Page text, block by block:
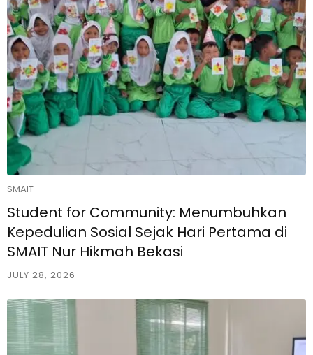
SMAIT
Student for Community: Menumbuhkan
Kepedulian Sosial Sejak Hari Pertama di
SMAIT Nur Hikmah Bekasi
JULY 28, 2026